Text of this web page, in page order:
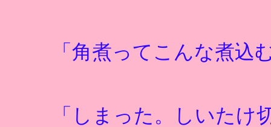
「角煮ってこんな煮込
「しまった。しいたけ